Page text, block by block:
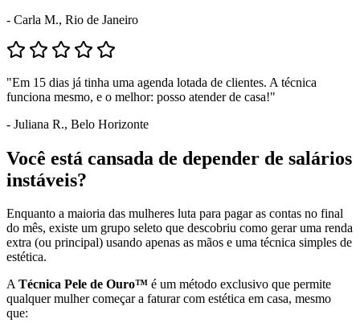
- Carla M., Rio de Janeiro
"Em 15 dias já tinha uma agenda lotada de clientes. A técnica
funciona mesmo, e o melhor: posso atender de casa!"
- Juliana R., Belo Horizonte
Você está cansada de depender de salários
instáveis?
Enquanto a maioria das mulheres luta para pagar as contas no final
do mês, existe um grupo seleto que descobriu como gerar uma renda
extra (ou principal) usando apenas as mãos e uma técnica simples de
estética.
ATécnica Pele de Ouro™ é um método exclusivo que permite
qualquer mulher começar a faturar com estética em casa, mesmo
que: